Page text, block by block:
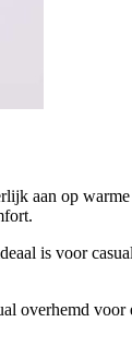
aan op
is voor
overhemd